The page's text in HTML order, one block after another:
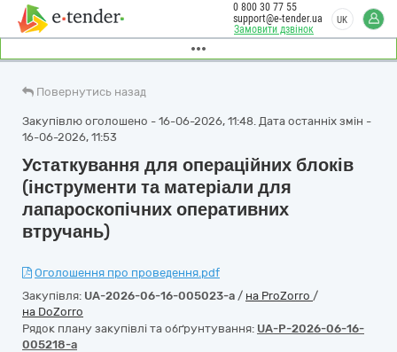
Замовити дзвінок
0 800 30 77 55
support@e-tender.ua
UK
Повернутись назад
Закупівлю оголошено - 16-06-2026, 11:48. Дата останніх змін -
16-06-2026, 11:53
Устаткування для операційних блоків
(інструменти та матеріали для
лапароскопічних оперативних
втручань)
Оголошення про проведення.pdf
Закупівля: UA-2026-06-16-005023-a / на ProZorro /
на DoZorro
Рядок плану закупівлі та обґрунтування: UA-P-2026-06-16-
005218-a